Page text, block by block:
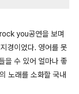
you공연을 보며
경이었다. 영어를 못
을 수 있어 얼마나 좋
노래를 소화할 국내